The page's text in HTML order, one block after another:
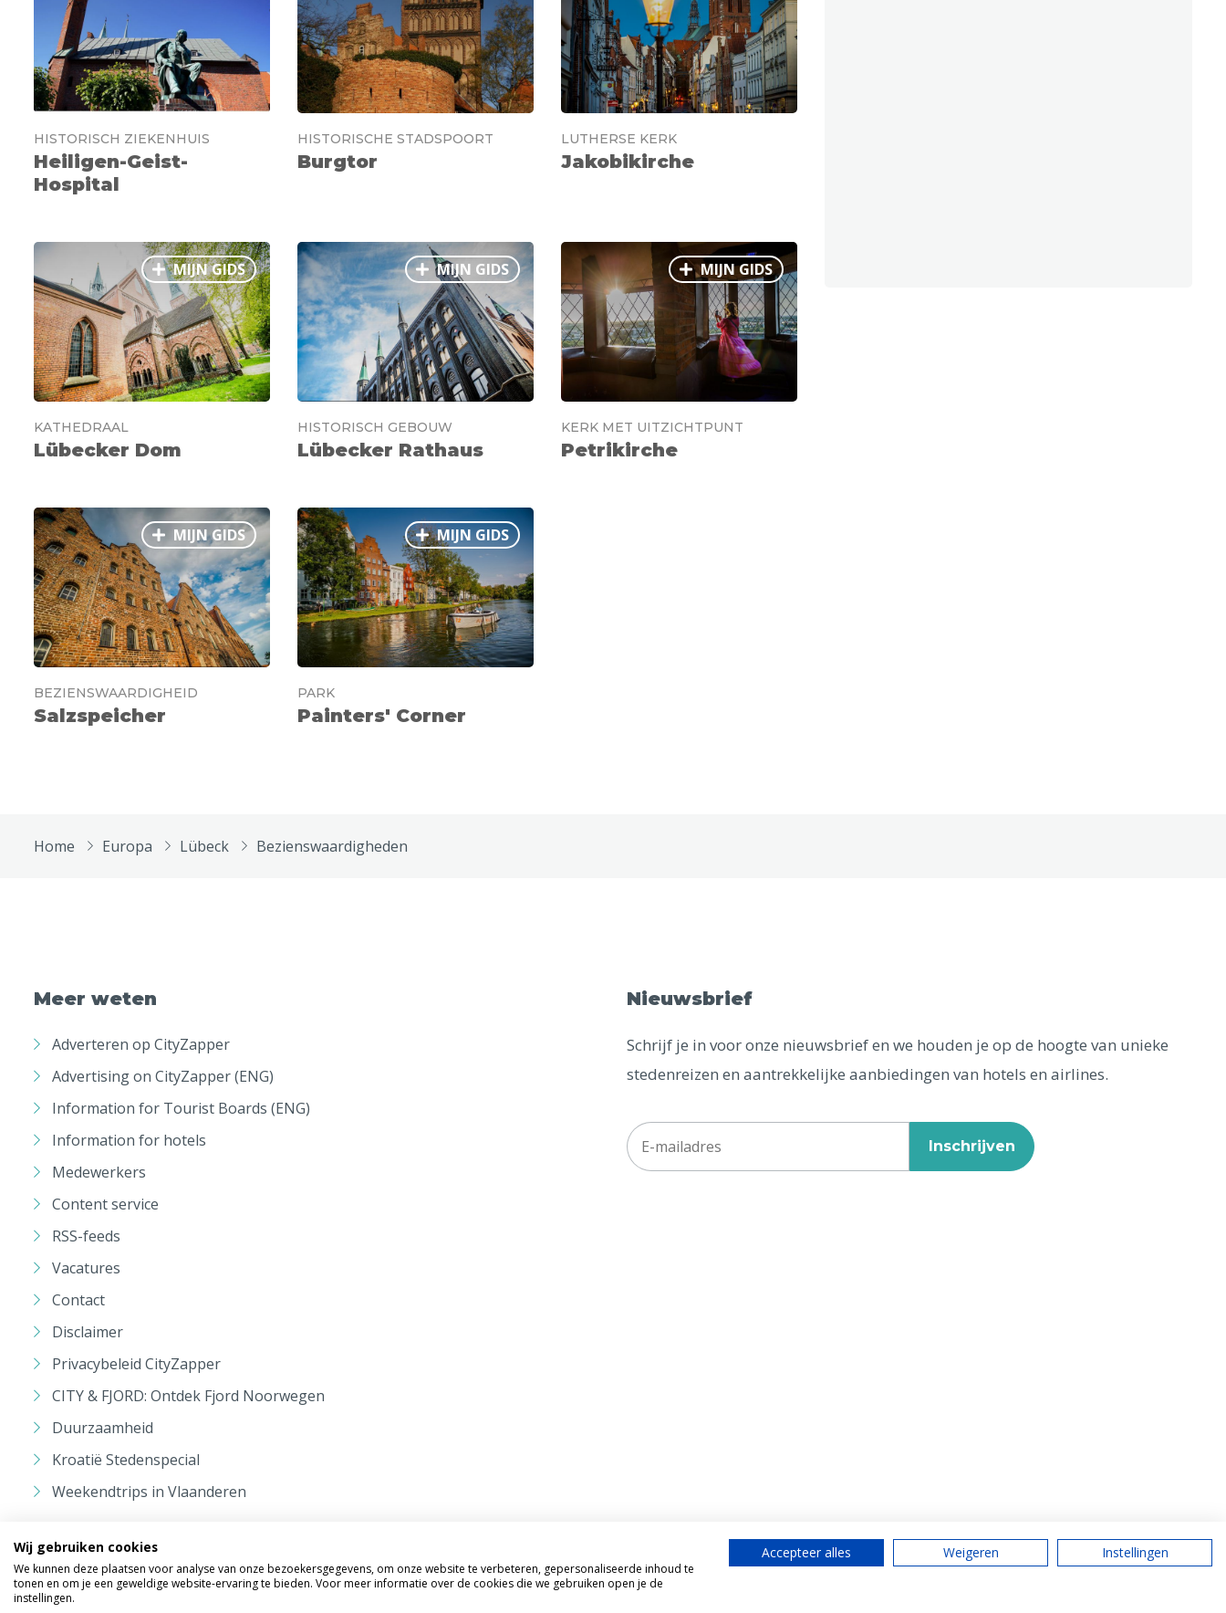
HISTORISCH ZIEKENHUIS
Heiligen-Geist-
Hospital
HISTORISCHE STADSPOORT
Burgtor
LUTHERSE KERK
Jakobikirche
MIJN GIDS
KATHEDRAAL
Lübecker Dom
MIJN GIDS
HISTORISCH GEBOUW
Lübecker Rathaus
MIJN GIDS
KERK MET UITZICHTPUNT
Petrikirche
MIJN GIDS
BEZIENSWAARDIGHEID
Salzspeicher
MIJN GIDS
PARK
Painters' Corner
Home Europa Lübeck Bezienswaardigheden
Meer weten
Adverteren op CityZapper
Advertising on CityZapper (ENG)
Information for Tourist Boards (ENG)
Information for hotels
Medewerkers
Content service
RSS-feeds
Vacatures
Contact
Disclaimer
Privacybeleid CityZapper
CITY & FJORD: Ontdek Fjord Noorwegen
Duurzaamheid
Kroatië Stedenspecial
Weekendtrips in Vlaanderen
Nieuwsbrief
Schrijf je in voor onze nieuwsbrief en we houden je op de hoogte van unieke
stedenreizen en aantrekkelijke aanbiedingen van hotels en airlines.
Inschrijven
Wij gebruiken cookies
We kunnen deze plaatsen voor analyse van onze bezoekersgegevens, om onze website te verbeteren, gepersonaliseerde inhoud te
tonen en om je een geweldige website-ervaring te bieden. Voor meer informatie over de cookies die we gebruiken open je de
instellingen.
Accepteer alles Weigeren Instellingen